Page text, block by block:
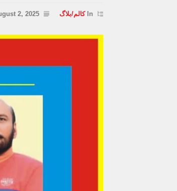
In کالم/بلاگ 2, 2025